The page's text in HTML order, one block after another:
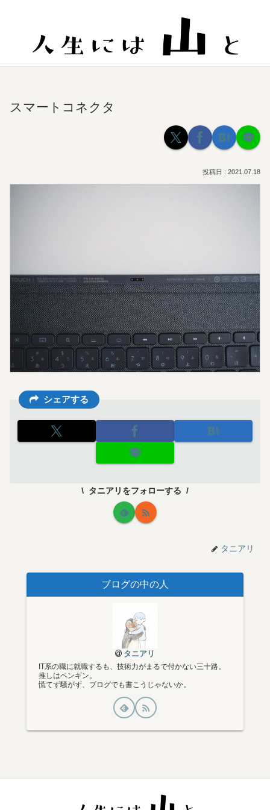
スマートコネクタ
2021.07.18
シェアする
タニアリをフォローする
タニアリ
ブログの中の人
タニアリ
IT系の職に就職するも、技術力がまるで付かない三十路。
推しはペンギン。
慌てず騒がず、ブログでも書こうじゃないか。